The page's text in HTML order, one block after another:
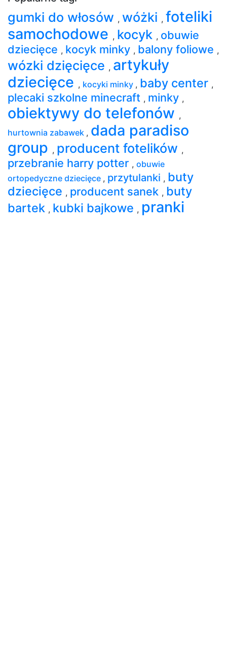
gumki do włosów , wóżki , foteliki
samochodowe , kocyk , obuwie
dziecięce , kocyk minky , balony foliowe ,
wózki dzięcięce , artykuły
dziecięce , kocyki minky , baby center ,
plecaki szkolne minecraft , minky ,
obiektywy do telefonów ,
hurtownia zabawek , dada paradiso
group , producent fotelików ,
przebranie harry potter , obuwie
ortopedyczne dziecięce , przytulanki , buty
dziecięce , producent sanek , buty
bartek , kubki bajkowe , pranki